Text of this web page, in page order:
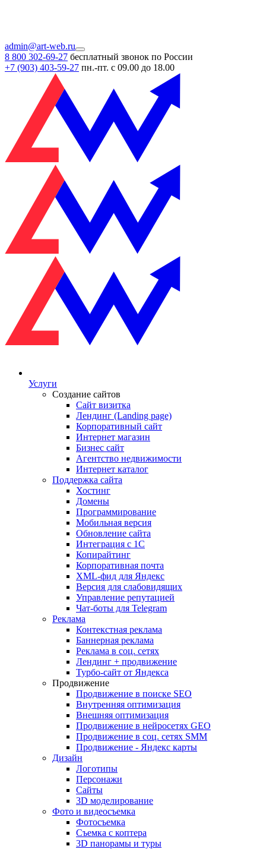
admin@art-web.ru
8 800 302-69-27 бесплатный звонок по России
+7 (903) 403-59-27 пн.-пт. с 09.00 до 18.00
Услуги
Создание сайтов
Сайт визитка
Лендинг (Landing page)
Корпоративный сайт
Интернет магазин
Бизнес сайт
Агентство недвижимости
Интернет каталог
Поддержка сайта
Хостинг
Домены
Программирование
Мобильная версия
Обновление сайта
Интеграция с 1С
Копирайтинг
Корпоративная почта
XML-фид для Яндекс
Версия для слабовидящих
Управление репутацией
Чат-боты для Telegram
Реклама
Контекстная реклама
Баннерная реклама
Реклама в соц. сетях
Лендинг + продвижение
Турбо-сайт от Яндекса
Продвижение
Продвижение в поиске SEO
Внутренняя оптимизация
Внешняя оптимизация
Продвижение в нейросетях GEO
Продвижение в соц. сетях SMM
Продвижение - Яндекс карты
Дизайн
Логотипы
Персонажи
Сайты
3D моделирование
Фото и видеосъемка
Фотосъемка
Съемка с коптера
3D панорамы и туры